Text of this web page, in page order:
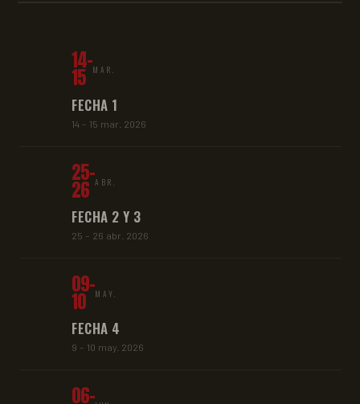
14-
15 MAR.
FECHA 1
14 – 15 mar. 2026
25-
26 ABR.
FECHA 2 Y 3
25 – 26 abr. 2026
09-
10 MAY.
FECHA 4
9 – 10 may. 2026
06-